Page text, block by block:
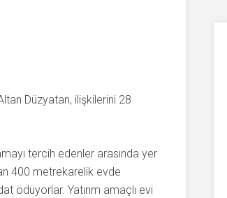
Düzyatan, ilişkilerini 28
tercih edenler arasında yer
400 metrekarelik evde
ödüyorlar. Yatırım amaçlı evi